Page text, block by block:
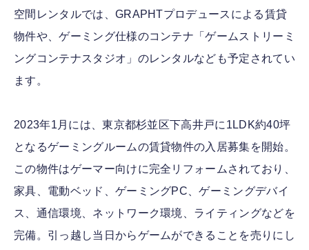
空間レンタルでは、GRAPHTプロデュースによる賃貸
物件や、ゲーミング仕様のコンテナ「ゲームストリーミ
ングコンテナスタジオ」のレンタルなども予定されてい
ます。
2023年1月には、東京都杉並区下高井戸に1LDK約40坪
となるゲーミングルームの賃貸物件の入居募集を開始。
この物件はゲーマー向けに完全リフォームされており、
家具、電動ベッド、ゲーミングPC、ゲーミングデバイ
ス、通信環境、ネットワーク環境、ライティングなどを
完備。引っ越し当日からゲームができることを売りにし